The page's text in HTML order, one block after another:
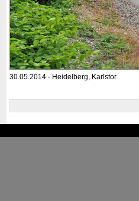
30.05.2014 - Heidelberg, Karlstor